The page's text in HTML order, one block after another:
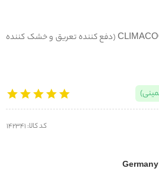
✅️ ساخته شده با تکنولوژی CLIMACOOL (دفع کننده تعریق و خشک کننده
کد کالا: 142341